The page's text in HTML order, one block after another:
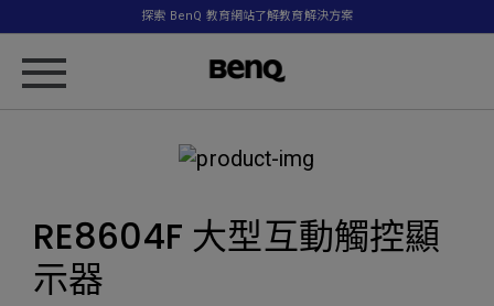
探索 BenQ 教育網站了解教育解決方案
RE8604F 大型互動觸控顯
示器